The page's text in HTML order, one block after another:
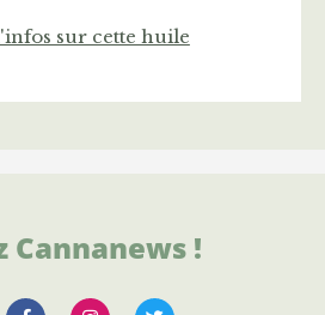
sur cette huile
Cannanews !